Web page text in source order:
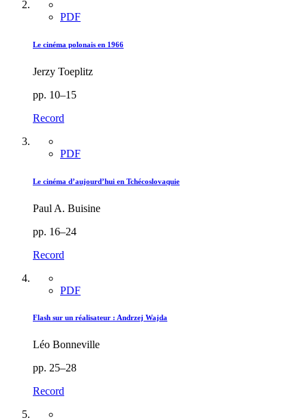
PDF
Le cinéma polonais en 1966
Jerzy Toeplitz
pp. 10–15
Record
PDF
Le cinéma d’aujourd’hui en Tchécoslovaquie
Paul A. Buisine
pp. 16–24
Record
PDF
Flash sur un réalisateur : Andrzej Wajda
Léo Bonneville
pp. 25–28
Record